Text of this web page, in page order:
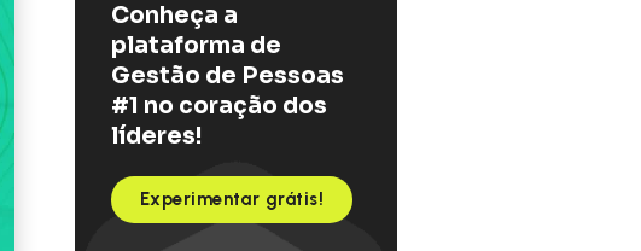
Conheça a
plataforma de
Gestão de Pessoas
#1 no coração dos
líderes!
Experimentar grátis!